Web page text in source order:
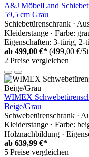
A&J MöbelLand
59,5 cm Grau
Schiebetürenschrank ·
Kleiderstange · Farbe:
Eigenschaften: 3-türig, 2-
ab 499,00 €* (499,00 €/
2 Preise vergleichen
WIMEX
Beige/Grau
Schwebetürenschrank ·
Kleiderstange · Farbe:
Holznachbildung ·
ab 639,99 €*
5 Preise vergleichen